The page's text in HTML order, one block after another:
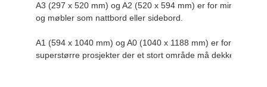
A3 (297 x 520 mm) og A2 (520 x 594 mm) er for mindre
og møbler som nattbord eller sidebord.
A1 (594 x 1040 mm) og A0 (1040 x 1188 mm) er for store og
superstørre prosjekter der et stort område må dekkes.